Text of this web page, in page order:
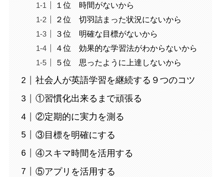
１位 時間がないから
２位 切羽詰まった状況にないから
３位 明確な目標がないから
４位 効果的な学習法がわからないから
５位 思ったように上達しないから
社会人が英語学習を継続する９つのコツ
①習慣化出来るまで頑張る
②定期的に実力を測る
③目標を明確にする
④スキマ時間を活用する
⑤アプリを活用する